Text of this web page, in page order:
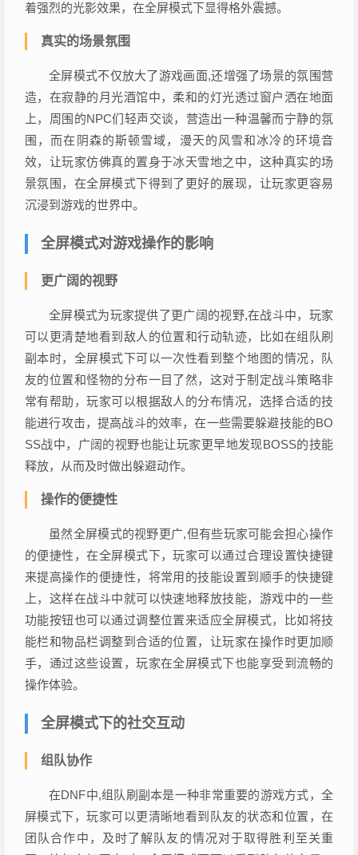
着强烈的光影效果，在全屏模式下显得格外震撼。
真实的场景氛围
全屏模式不仅放大了游戏画面,还增强了场景的氛围营
造，在寂静的月光酒馆中，柔和的灯光透过窗户洒在地面
上，周围的NPC们轻声交谈，营造出一种温馨而宁静的氛
围，而在阴森的斯顿雪域，漫天的风雪和冰冷的环境音
效，让玩家仿佛真的置身于冰天雪地之中，这种真实的场
景氛围，在全屏模式下得到了更好的展现，让玩家更容易
沉浸到游戏的世界中。
全屏模式对游戏操作的影响
更广阔的视野
全屏模式为玩家提供了更广阔的视野,在战斗中，玩家
可以更清楚地看到敌人的位置和行动轨迹，比如在组队刷
副本时，全屏模式下可以一次性看到整个地图的情况，队
友的位置和怪物的分布一目了然，这对于制定战斗策略非
常有帮助，玩家可以根据敌人的分布情况，选择合适的技
能进行攻击，提高战斗的效率，在一些需要躲避技能的BO
SS战中，广阔的视野也能让玩家更早地发现BOSS的技能
释放，从而及时做出躲避动作。
操作的便捷性
虽然全屏模式的视野更广,但有些玩家可能会担心操作
的便捷性，在全屏模式下，玩家可以通过合理设置快捷键
来提高操作的便捷性，将常用的技能设置到顺手的快捷键
上，这样在战斗中就可以快速地释放技能，游戏中的一些
功能按钮也可以通过调整位置来适应全屏模式，比如将技
能栏和物品栏调整到合适的位置，让玩家在操作时更加顺
手，通过这些设置，玩家在全屏模式下也能享受到流畅的
操作体验。
全屏模式下的社交互动
组队协作
在DNF中,组队刷副本是一种非常重要的游戏方式，全
屏模式下，玩家可以更清晰地看到队友的状态和位置，在
团队合作中，及时了解队友的情况对于取得胜利至关重